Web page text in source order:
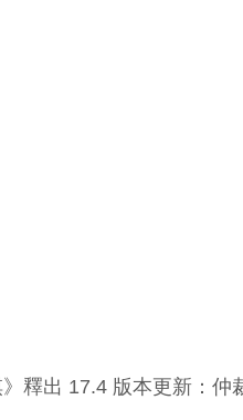
》釋出 17.4 版本更新：